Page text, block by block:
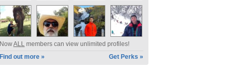
NowALL members can view unlimited profiles!
Find out more »
Get Perks »